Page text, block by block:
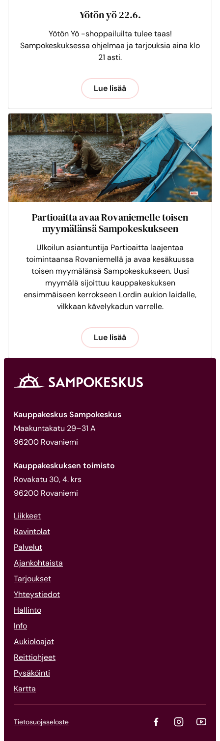
Yötön yö 22.6.
Yötön Yö -shoppailuilta tulee taas!
Sampokeskuksessa ohjelmaa ja tarjouksia aina klo
21 asti.
Lue lisää
Partioaitta avaa Rovaniemelle toisen
myymälänsä Sampokeskukseen
Ulkoilun asiantuntija Partioaitta laajentaa
toimintaansa Rovaniemellä ja avaa kesäkuussa
toisen myymälänsä Sampokeskukseen. Uusi
myymälä sijoittuu kauppakeskuksen
ensimmäiseen kerrokseen Lordin aukion laidalle,
vilkkaan kävelykadun varrelle.
Lue lisää
Kauppakeskus Sampokeskus
Maakuntakatu 29–31 A
96200 Rovaniemi
Kauppakeskuksen toimisto
Rovakatu 30, 4. krs
96200 Rovaniemi
Liikkeet
Ravintolat
Palvelut
Ajankohtaista
Tarjoukset
Yhteystiedot
Hallinto
Info
Aukioloajat
Reittiohjeet
Pysäköinti
Kartta
Tietosuojaseloste